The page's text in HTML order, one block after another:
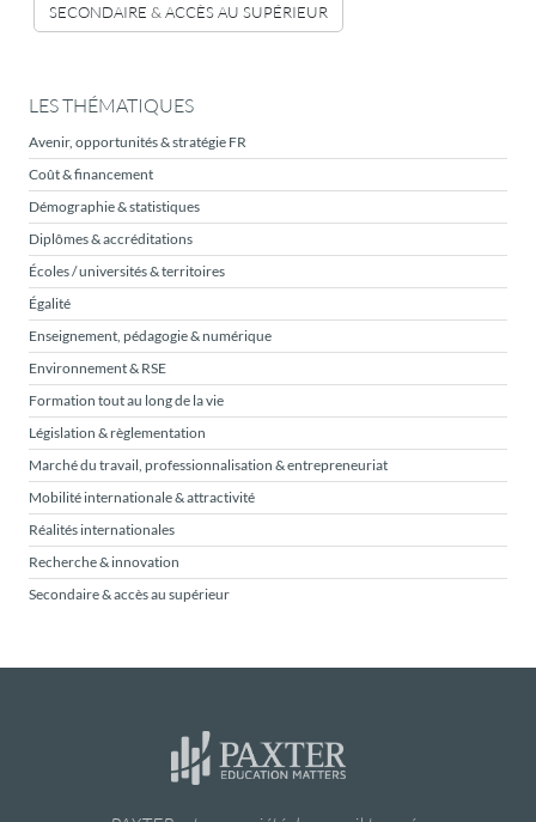
SECONDAIRE & ACCÈS AU SUPÉRIEUR
LES THÉMATIQUES
Avenir, opportunités & stratégie FR
Coût & financement
Démographie & statistiques
Diplômes & accréditations
Écoles / universités & territoires
Égalité
Enseignement, pédagogie & numérique
Environnement & RSE
Formation tout au long de la vie
Législation & règlementation
Marché du travail, professionnalisation & entrepreneuriat
Mobilité internationale & attractivité
Réalités internationales
Recherche & innovation
Secondaire & accès au supérieur